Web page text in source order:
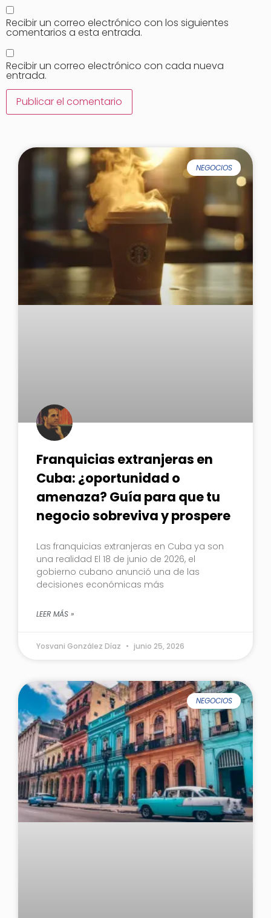
Recibir un correo electrónico con los siguientes
comentarios a esta entrada.
Recibir un correo electrónico con cada nueva
entrada.
NEGOCIOS
Franquicias extranjeras en
Cuba: ¿oportunidad o
amenaza? Guía para que tu
negocio sobreviva y prospere
Las franquicias extranjeras en Cuba ya son
una realidad El 18 de junio de 2026, el
gobierno cubano anunció una de las
decisiones económicas más
LEER MÁS »
Yosvani González Díaz junio 25, 2026
NEGOCIOS